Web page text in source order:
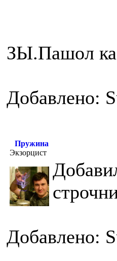
ЗЫ.Пашол ка
Добавлено:
Пружина
Экзорцист
Добавлено: